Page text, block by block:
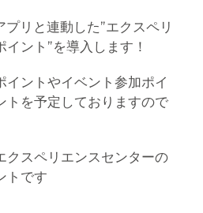
リと連動した”エクスペリ
ント”を導入します！
イントやイベント参加ポイ
トを予定しておりますので
スペリエンスセンターの
トです